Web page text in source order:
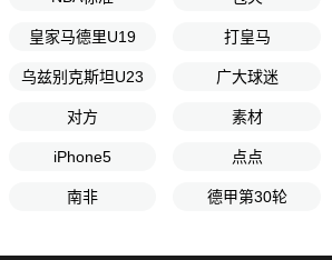
皇家马德里U19 打皇马
乌兹别克斯坦U23 广大球迷
对方 素材
iPhone5 点点
南非 德甲第30轮